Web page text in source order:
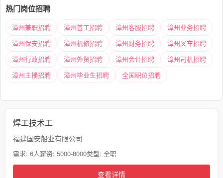
热门岗位招聘
漳州兼职招聘 漳州普工招聘 漳州客服招聘
漳州业务招聘
漳州保安招聘
漳州机修招聘 漳州财务招聘
漳州叉车招聘
漳州行政招聘
漳州外贸招聘 漳州会计招聘
漳州司机招聘
漳州主播招聘
漳州毕业生招聘 全国职位招聘
焊工技术工
福建国安船业有限公司
需求: 6人薪资: 5000-8000类型: 全职
查看详情